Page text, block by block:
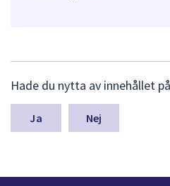
ä
m
a
n
Hade du nytta av innehållet
Nej